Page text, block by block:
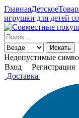
ГлавнаяДетское
игрушки для детей
Искать
Недопустимые
Вход
Регистрация
Доставка